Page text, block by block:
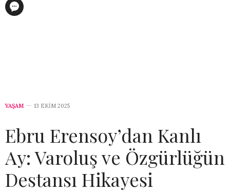
YAŞAM 13 EKIM 2025
Ebru Erensoy’dan Kanlı
Ay: Varoluş ve Özgürlüğün
Destansı Hikayesi